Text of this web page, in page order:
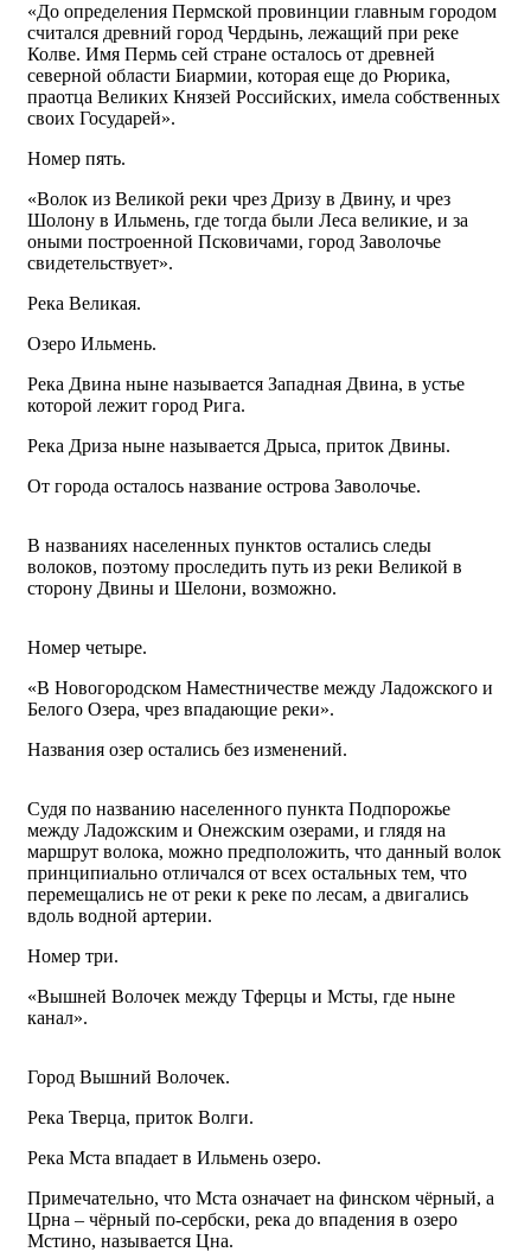
«До определения Пермской провинции главным городом
считался древний город Чердынь, лежащий при реке
Колве. Имя Пермь сей стране осталось от древней
северной области Биармии, которая еще до Рюрика,
праотца Великих Князей Российских, имела собственных
своих Государей».
Номер пять.
«Волок из Великой реки чрез Дризу в Двину, и чрез
Шолону в Ильмень, где тогда были Леса великие, и за
оными построенной Псковичами, город Заволочье
свидетельствует».
Река Великая.
Озеро Ильмень.
Река Двина ныне называется Западная Двина, в устье
которой лежит город Рига.
Река Дриза ныне называется Дрыса, приток Двины.
От города осталось название острова Заволочье.
В названиях населенных пунктов остались следы
волоков, поэтому проследить путь из реки Великой в
сторону Двины и Шелони, возможно.
Номер четыре.
«В Новогородском Наместничестве между Ладожского и
Белого Озера, чрез впадающие реки».
Названия озер остались без изменений.
Судя по названию населенного пункта Подпорожье
между Ладожским и Онежским озерами, и глядя на
маршрут волока, можно предположить, что данный волок
принципиально отличался от всех остальных тем, что
перемещались не от реки к реке по лесам, а двигались
вдоль водной артерии.
Номер три.
«Вышней Волочек между Тферцы и Мсты, где ныне
канал».
Город Вышний Волочек.
Река Тверца, приток Волги.
Река Мста впадает в Ильмень озеро.
Примечательно, что Мста означает на финском чёрный, а
Црна – чёрный по-сербски, река до впадения в озеро
Мстино, называется Цна.